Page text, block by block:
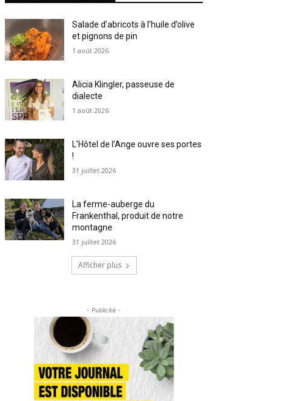
Salade d’abricots à l’huile d’olive
et pignons de pin
1 août 2026
Alicia Klingler, passeuse de
dialecte
1 août 2026
L’Hôtel de l’Ange ouvre ses portes
!
31 juillet 2026
La ferme-auberge du
Frankenthal, produit de notre
montagne
31 juillet 2026
Afficher plus
- Publicité -